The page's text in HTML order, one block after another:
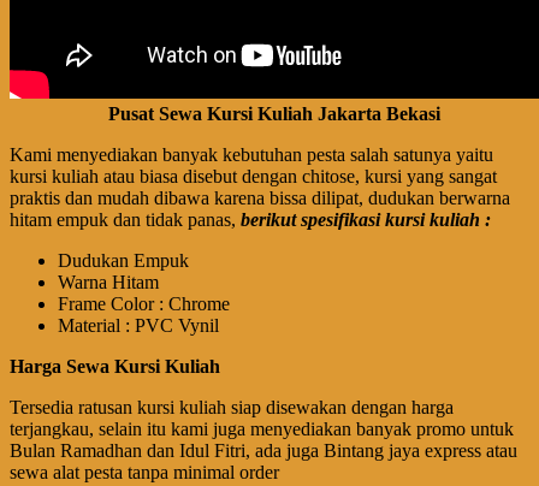
Pusat Sewa Kursi Kuliah Jakarta Bekasi
Kami menyediakan banyak kebutuhan pesta salah satunya yaitu
kursi kuliah atau biasa disebut dengan chitose, kursi yang sangat
praktis dan mudah dibawa karena bissa dilipat, dudukan berwarna
hitam empuk dan tidak panas, berikut spesifikasi kursi kuliah :
Dudukan Empuk
Warna Hitam
Frame Color : Chrome
Material : PVC Vynil
Harga Sewa Kursi Kuliah
Tersedia ratusan kursi kuliah siap disewakan dengan harga
terjangkau, selain itu kami juga menyediakan banyak promo untuk
Bulan Ramadhan dan Idul Fitri, ada juga Bintang jaya express atau
sewa alat pesta tanpa minimal order